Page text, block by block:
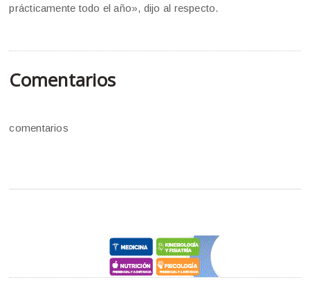
prácticamente todo el año», dijo al respecto.
Comentarios
comentarios